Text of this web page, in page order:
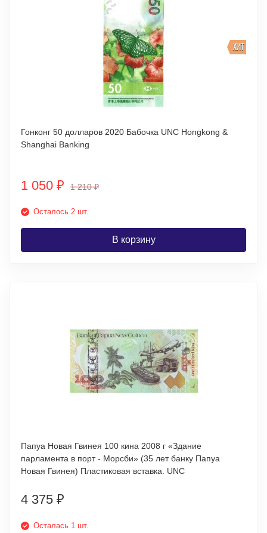
ХИТ
Гонконг 50 долларов 2020 Бабочка UNC Hongkong &
Shanghai Banking
1 050 ₽ 1 210₽
Осталось 2 шт.
В корзину
Папуа Новая Гвинея 100 кина 2008 г «Здание
парламента в порт - Морсби» (35 лет банку Папуа
Новая Гвинея) Пластиковая вставка. UNC
4 375 ₽
Осталась 1 шт.